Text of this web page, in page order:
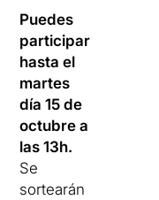
Puedes
participar
hasta el
martes
día 15 de
octubre a
las 13h.
Se
sortearán